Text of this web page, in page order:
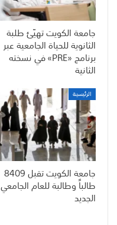
جامعة الكويت تهيّئ طلبة
الثانوية للحياة الجامعية عبر
برنامج «PRE» في نسخته
الثانية
الرئيسية
جامعة الكويت تقبل 8409
طالباً وطالبة للعام الجامعي
الجديد